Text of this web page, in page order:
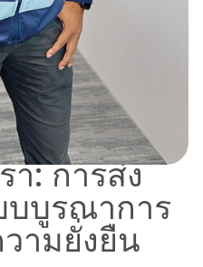
า: การส่ง
บูรณาการ
ามยั่งยืน